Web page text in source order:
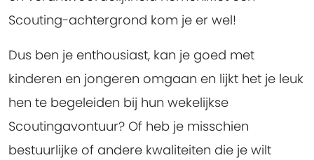
Scouting-achtergrond kom je er wel!
Dus ben je enthousiast, kan je goed met
kinderen en jongeren omgaan en lijkt het je leuk
hen te begeleiden bij hun wekelijkse
Scoutingavontuur? Of heb je misschien
bestuurlijke of andere kwaliteiten die je wilt